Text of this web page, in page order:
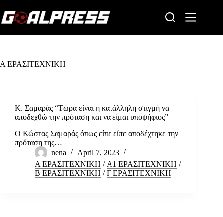
to
content
Α ΕΡΑΣΙΤΕΧΝΙΚΗ
Κ. Σαμαράς “Τώρα είναι η κατάλληλη στιγμή να
αποδεχθώ την πρόταση και να είμαι υποψήφιος”
Ο Κώστας Σαμαράς όπως είπε είπε αποδέχτηκε την
πρόταση της…
nena
April 7, 2023
Α ΕΡΑΣΙΤΕΧΝΙΚΗ / Α1 ΕΡΑΣΙΤΕΧΝΙΚΗ /
Β ΕΡΑΣΙΤΕΧΝΙΚΗ /Γ ΕΡΑΣΙΤΕΧΝΙΚΗ